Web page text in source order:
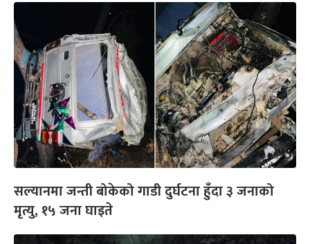
सल्यानमा जन्ती बोकेको गाडी दुर्घटना हुँदा ३ जनाको
मृत्यु, १५ जना घाइते